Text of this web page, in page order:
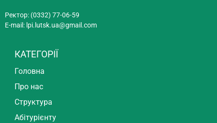
Ректор: (0332) 77-06-59
E-mail: lpi.lutsk.ua@gmail.com
КАТЕГОРІЇ
Головна
Про нас
Структура
Абітурієнту